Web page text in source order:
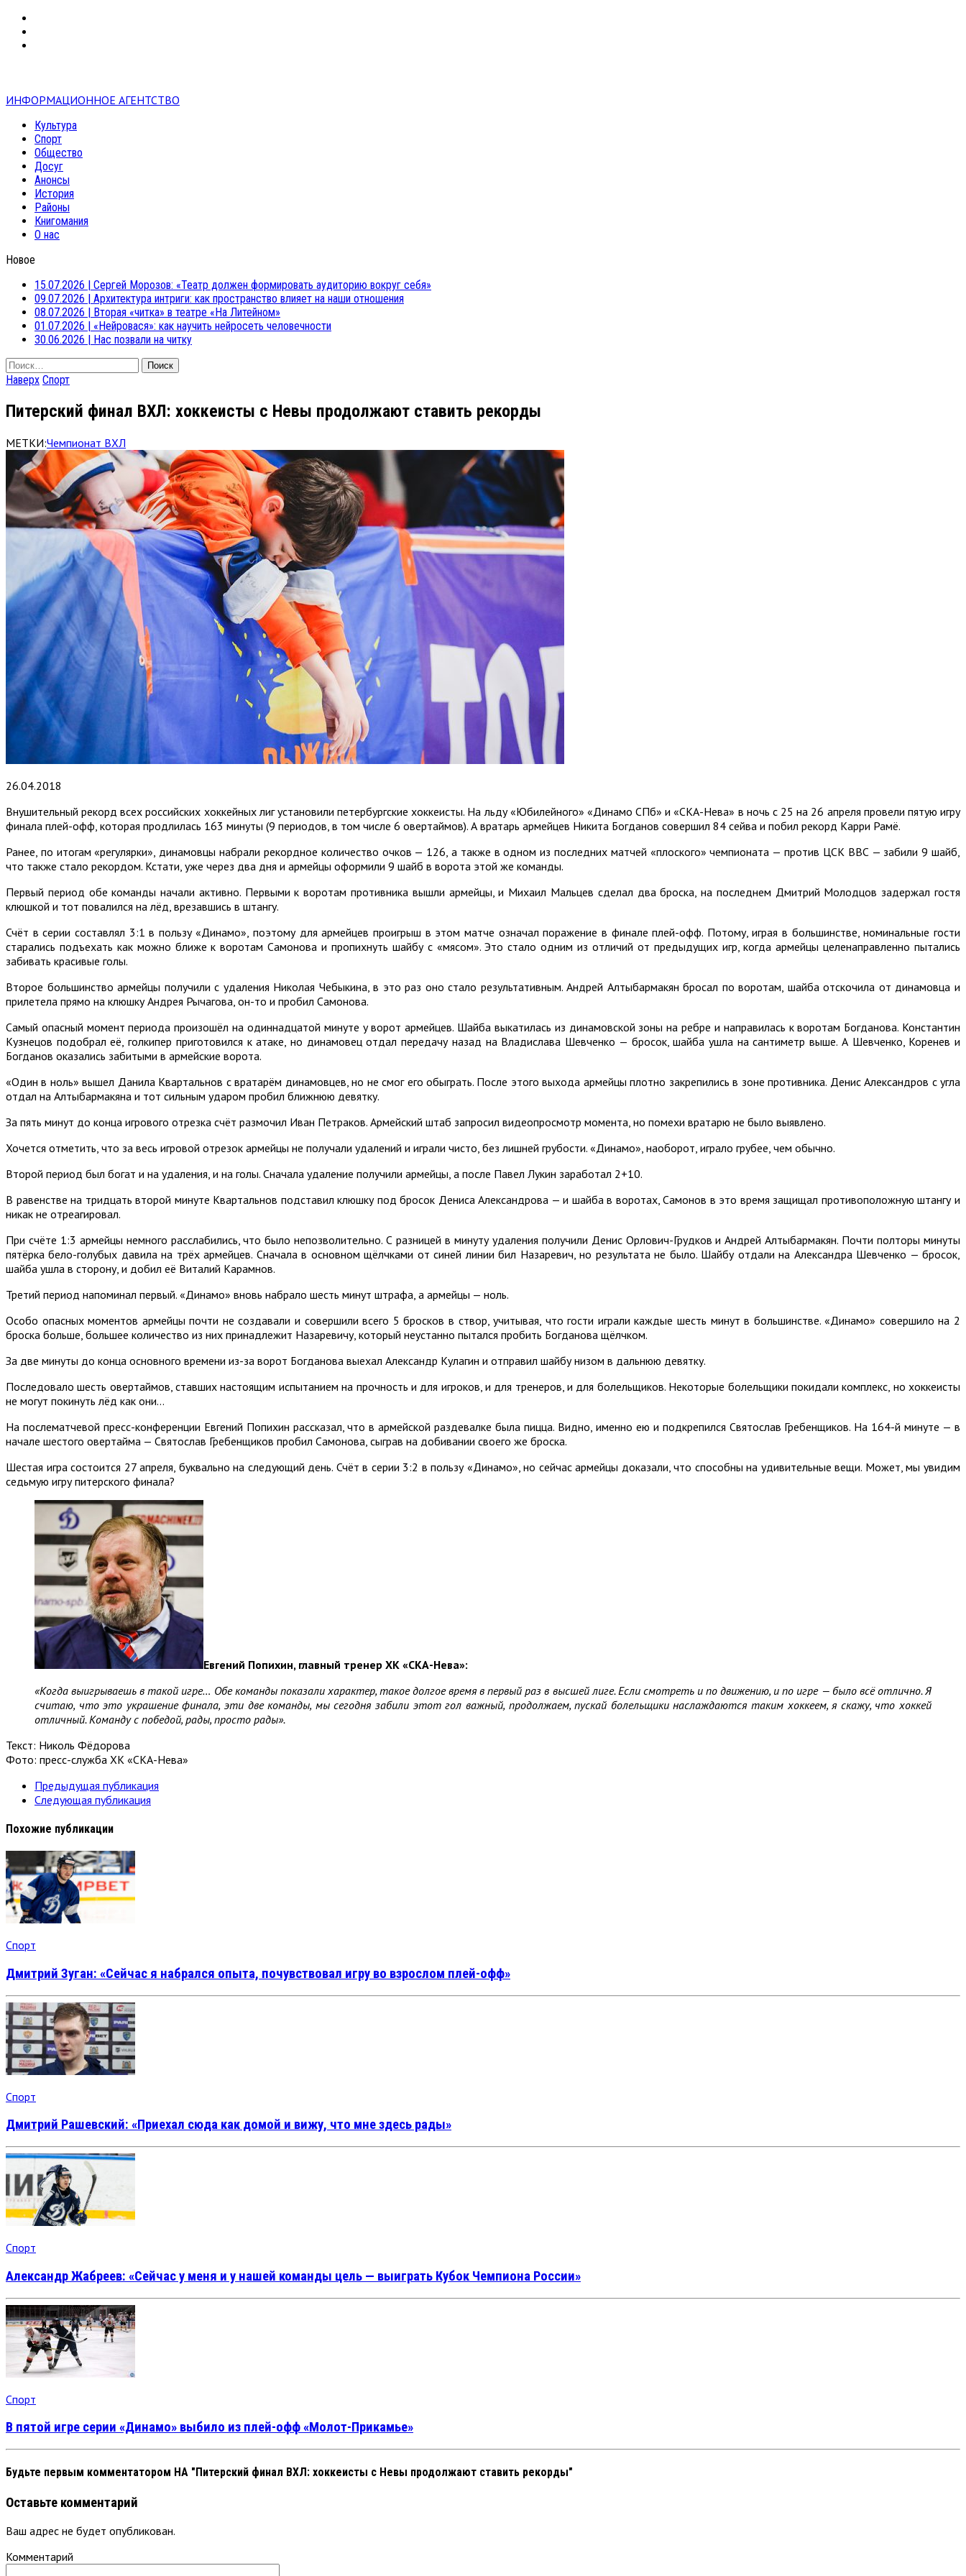
ИНФОРМАЦИОННОЕ АГЕНТСТВО
Культура
Спорт
Общество
Досуг
Анонсы
История
Районы
Книгомания
О нас
Новое
15.07.2026 | Сергей Морозов: «Театр должен формировать аудиторию вокруг себя»
09.07.2026 | Архитектура интриги: как пространство влияет на наши отношения
08.07.2026 | Вторая «читка» в театре «На Литейном»
01.07.2026 | «Нейровася»: как научить нейросеть человечности
30.06.2026 | Нас позвали на читку
Найти:
Наверх Спорт
Питерский финал ВХЛ: хоккеисты с Невы продолжают ставить рекорды
МЕТКИ:Чемпионат ВХЛ
26.04.2018
Внушительный рекорд всех российских хоккейных лиг установили петербургские хоккеисты. На льду «Юбилейного» «Динамо СПб» и «СКА-Нева» в ночь с 25 на 26 апреля провели пятую игру
финала плей-офф, которая продлилась 163 минуты (9 периодов, в том числе 6 овертаймов). А вратарь армейцев Никита Богданов совершил 84 сейва и побил рекорд Карри Рамё.
Ранее, по итогам «регулярки», динамовцы набрали рекордное количество очков — 126, а также в одном из последних матчей «плоского» чемпионата — против ЦСК ВВС — забили 9 шайб,
что также стало рекордом. Кстати, уже через два дня и армейцы оформили 9 шайб в ворота этой же команды.
Первый период обе команды начали активно. Первыми к воротам противника вышли армейцы, и Михаил Мальцев сделал два броска, на последнем Дмитрий Молодцов задержал гостя
клюшкой и тот повалился на лёд, врезавшись в штангу.
Счёт в серии составлял 3:1 в пользу «Динамо», поэтому для армейцев проигрыш в этом матче означал поражение в финале плей-офф. Потому, играя в большинстве, номинальные гости
старались подъехать как можно ближе к воротам Самонова и пропихнуть шайбу с «мясом». Это стало одним из отличий от предыдущих игр, когда армейцы целенаправленно пытались
забивать красивые голы.
Второе большинство армейцы получили с удаления Николая Чебыкина, в это раз оно стало результативным. Андрей Алтыбармакян бросал по воротам, шайба отскочила от динамовца и
прилетела прямо на клюшку Андрея Рычагова, он-то и пробил Самонова.
Самый опасный момент периода произошёл на одиннадцатой минуте у ворот армейцев. Шайба выкатилась из динамовской зоны на ребре и направилась к воротам Богданова. Константин
Кузнецов подобрал её, голкипер приготовился к атаке, но динамовец отдал передачу назад на Владислава Шевченко — бросок, шайба ушла на сантиметр выше. А Шевченко, Коренев и
Богданов оказались забитыми в армейские ворота.
«Один в ноль» вышел Данила Квартальнов с вратарём динамовцев, но не смог его обыграть. После этого выхода армейцы плотно закрепились в зоне противника. Денис Александров с угла
отдал на Алтыбармакяна и тот сильным ударом пробил ближнюю девятку.
За пять минут до конца игрового отрезка счёт размочил Иван Петраков. Армейский штаб запросил видеопросмотр момента, но помехи вратарю не было выявлено.
Хочется отметить, что за весь игровой отрезок армейцы не получали удалений и играли чисто, без лишней грубости. «Динамо», наоборот, играло грубее, чем обычно.
Второй период был богат и на удаления, и на голы. Сначала удаление получили армейцы, а после Павел Лукин заработал 2+10.
В равенстве на тридцать второй минуте Квартальнов подставил клюшку под бросок Дениса Александрова — и шайба в воротах, Самонов в это время защищал противоположную штангу и
никак не отреагировал.
При счёте 1:3 армейцы немного расслабились, что было непозволительно. С разницей в минуту удаления получили Денис Орлович-Грудков и Андрей Алтыбармакян. Почти полторы минуты
пятёрка бело-голубых давила на трёх армейцев. Сначала в основном щёлчками от синей линии бил Назаревич, но результата не было. Шайбу отдали на Александра Шевченко — бросок,
шайба ушла в сторону, и добил её Виталий Карамнов.
Третий период напоминал первый. «Динамо» вновь набрало шесть минут штрафа, а армейцы — ноль.
Особо опасных моментов армейцы почти не создавали и совершили всего 5 бросков в створ, учитывая, что гости играли каждые шесть минут в большинстве. «Динамо» совершило на 2
броска больше, большее количество из них принадлежит Назаревичу, который неустанно пытался пробить Богданова щёлчком.
За две минуты до конца основного времени из-за ворот Богданова выехал Александр Кулагин и отправил шайбу низом в дальнюю девятку.
Последовало шесть овертаймов, ставших настоящим испытанием на прочность и для игроков, и для тренеров, и для болельщиков. Некоторые болельщики покидали комплекс, но хоккеисты
не могут покинуть лёд как они…
На послематчевой пресс-конференции Евгений Попихин рассказал, что в армейской раздевалке была пицца. Видно, именно ею и подкрепился Святослав Гребенщиков. На 164-й минуте — в
начале шестого овертайма — Святослав Гребенщиков пробил Самонова, сыграв на добивании своего же броска.
Шестая игра состоится 27 апреля, буквально на следующий день. Счёт в серии 3:2 в пользу «Динамо», но сейчас армейцы доказали, что способны на удивительные вещи. Может, мы увидим
седьмую игру питерского финала?
Евгений Попихин, главный тренер ХК «СКА-Нева»:
«Когда выигрываешь в такой игре… Обе команды показали характер, такое долгое время в первый раз в высшей лиге. Если смотреть и по движению, и по игре — было всё отлично. Я
считаю, что это украшение финала, эти две команды, мы сегодня забили этот гол важный, продолжаем, пускай болельщики наслаждаются таким хоккеем, я скажу, что хоккей
отличный. Команду с победой, рады, просто рады».
Текст: Николь Фёдорова
Фото: пресс-служба ХК «СКА-Нева»
Предыдущая публикация
Следующая публикация
Похожие публикации
Спорт
Дмитрий Зуган: «Сейчас я набрался опыта, почувствовал игру во взрослом плей-офф»
Спорт
Дмитрий Рашевский: «Приехал сюда как домой и вижу, что мне здесь рады»
Спорт
Александр Жабреев: «Сейчас у меня и у нашей команды цель — выиграть Кубок Чемпиона России»
Спорт
В пятой игре серии «Динамо» выбило из плей-офф «Молот-Прикамье»
Будьте первым комментатором НА "Питерский финал ВХЛ: хоккеисты с Невы продолжают ставить рекорды"
Оставьте комментарий
Ваш адрес не будет опубликован.
Комментарий